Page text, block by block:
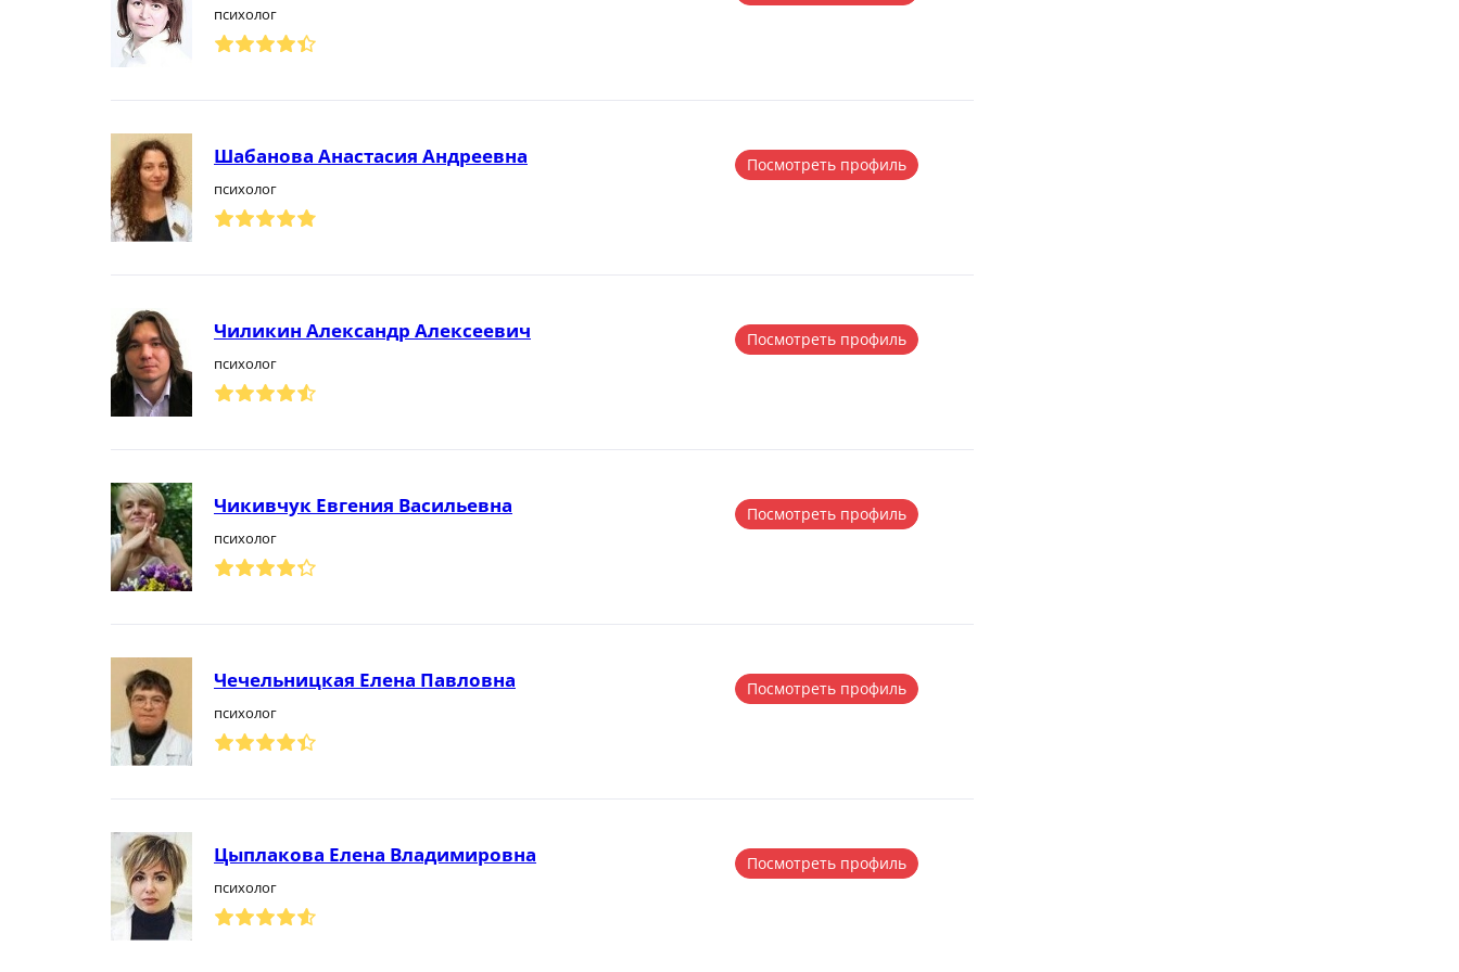
психолог
Шабанова Анастасия Андреевна
психолог
Посмотреть профиль
Чиликин Александр Алексеевич
психолог
Посмотреть профиль
Чикивчук Евгения Васильевна
психолог
Посмотреть профиль
Чечельницкая Елена Павловна
психолог
Посмотреть профиль
Цыплакова Елена Владимировна
психолог
Посмотреть профиль